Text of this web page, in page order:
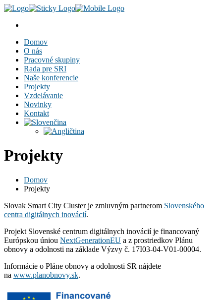
Domov
O nás
Pracovné skupiny
Rada pre SRI
Naše konferencie
Projekty
Vzdelávanie
Novinky
Kontakt
Projekty
Domov
Projekty
Slovak Smart City Cluster je zmluvným partnerom Slovenského
centra digitálnych inovácií.
Projekt Slovenské centrum digitálnych inovácií je financovaný
Európskou úniou NextGenerationEU a z prostriedkov Plánu
obnovy a odolnosti na základe Výzvy č. 17I03-04-V01-00004.
Informácie o Pláne obnovy a odolnosti SR nájdete
na www.planobnovy.sk.